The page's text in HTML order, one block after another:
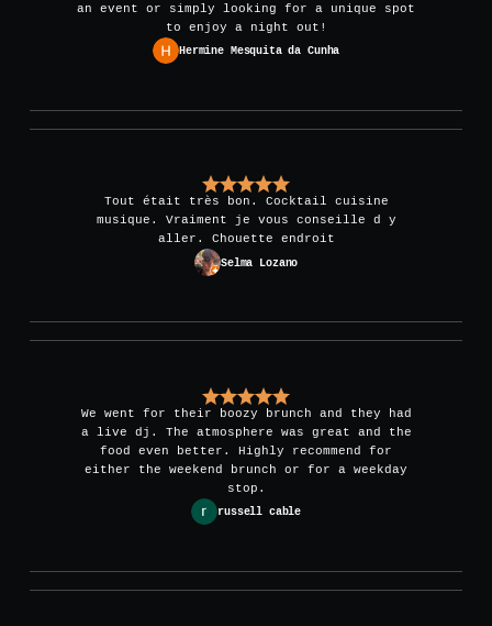
an event or simply looking for a unique spot
to enjoy a night out!
Hermine Mesquita da Cunha
Tout était très bon. Cocktail cuisine
musique. Vraiment je vous conseille d y
aller. Chouette endroit
Selma Lozano
We went for their boozy brunch and they had
a live dj. The atmosphere was great and the
food even better. Highly recommend for
either the weekend brunch or for a weekday
stop.
russell cable